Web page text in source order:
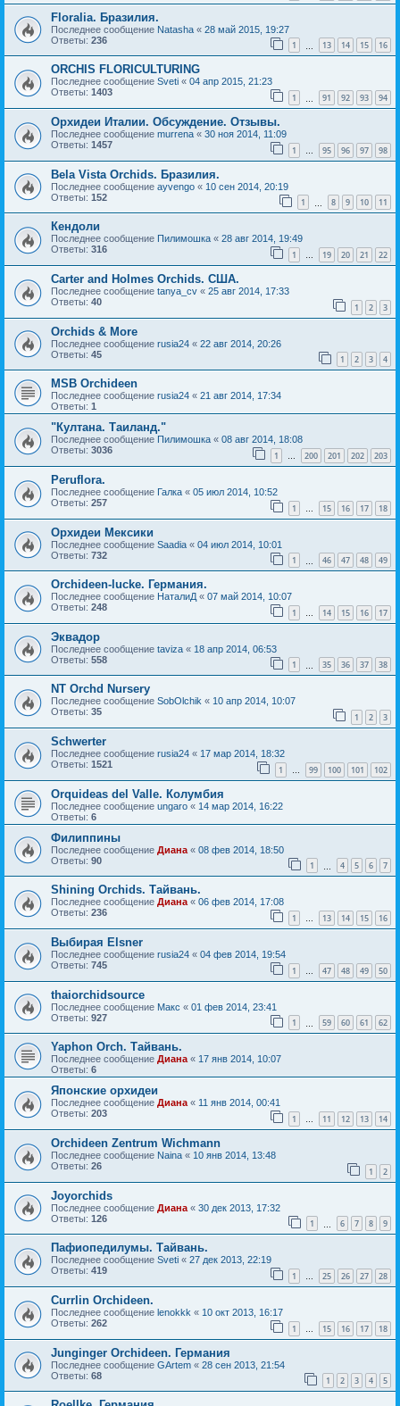
Floralia. Бразилия.
Последнее сообщение Natasha « 28 май 2015, 19:27
Ответы: 236 1 13 14 15 16
ORCHIS FLORICULTURING
Последнее сообщение Sveti « 04 апр 2015, 21:23
Ответы: 1403 1 91 92 93 94
Орхидеи Италии. Обсуждение. Отзывы.
Последнее сообщение murrena « 30 ноя 2014, 11:09
Ответы: 1457 1 … 95 96 97 98
Bela Vista Orchids. Бразилия.
Последнее сообщение ayvengo « 10 сен 2014, 20:19
Ответы: 152 1 8 9 10 11
Кендоли
Последнее сообщение Пилимошка « 28 авг 2014, 19:49
Ответы: 316 1 … 19 20 21 22
Carter and Holmes Orchids. США.
Последнее сообщение tanya_cv « 25 авг 2014, 17:33
Ответы: 40 1 2 3
Orchids & More
Последнее сообщение rusia24 « 22 авг 2014, 20:26
Ответы: 45 1 2 3 4
MSB Orchideen
Последнее сообщение rusia24 « 21 авг 2014, 17:34
Ответы: 1
"Култана. Таиланд."
Последнее сообщение Пилимошка « 08 авг 2014, 18:08
Ответы: 3036 1 … 200 201 202 203
Peruflora.
Последнее сообщение Галка « 05 июл 2014, 10:52
Ответы: 257 1 15 16 17 18
Орхидеи Мексики
Последнее сообщение Saadia « 04 июл 2014, 10:01
Ответы: 732 1 46 47 48 49
Orchideen-lucke. Германия.
Последнее сообщение НаталиД « 07 май 2014, 10:07
Ответы: 248 1 … 14 15 16 17
Эквадор
Последнее сообщение taviza « 18 апр 2014, 06:53
Ответы: 558 1 35 36 37 38
NT Orchd Nursery
Последнее сообщение SobOlchik « 10 апр 2014, 10:07
Ответы: 35 1 2 3
Schwerter
Последнее сообщение rusia24 « 17 мар 2014, 18:32
Ответы: 1521 1 … 99 100 101 102
Orquideas del Valle. Колумбия
Последнее сообщение ungaro « 14 мар 2014, 16:22
Ответы: 6
Филиппины
Последнее сообщение Диана « 08 фев 2014, 18:50
Ответы: 90 1 4 5 6 7
Shining Orchids. Тайвань.
Последнее сообщение Диана « 06 фев 2014, 17:08
Ответы: 236 1 … 13 14 15 16
Выбирая Elsner
Последнее сообщение rusia24 « 04 фев 2014, 19:54
Ответы: 745 1 … 47 48 49 50
thaiorchidsource
Последнее сообщение Макс « 01 фев 2014, 23:41
Ответы: 927 1 59 60 61 62
Yaphon Orch. Тайвань.
Последнее сообщение Диана « 17 янв 2014, 10:07
Ответы: 6
Японские орхидеи
Последнее сообщение Диана « 11 янв 2014, 00:41
Ответы: 203 1 … 11 12 13 14
Orchideen Zentrum Wichmann
Последнее сообщение Naina « 10 янв 2014, 13:48
Ответы: 26 1 2
Joyorchids
Последнее сообщение Диана « 30 дек 2013, 17:32
Ответы: 126 1 6 7 8 9
Пафиопедилумы. Тайвань.
Последнее сообщение Sveti « 27 дек 2013, 22:19
Ответы: 419 1 … 25 26 27 28
Currlin Orchideen.
Последнее сообщение lenokkk « 10 окт 2013, 16:17
Ответы: 262 1 15 16 17 18
Junginger Orchideen. Германия
Последнее сообщение GArtem « 28 сен 2013, 21:54
Ответы: 68 1 2 3 4 5